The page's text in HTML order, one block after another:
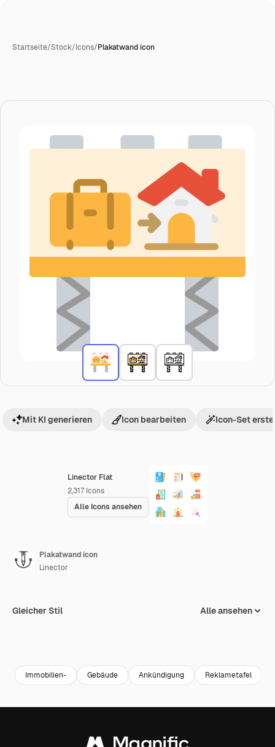
Startseite/Stock/Icons/Plakatwand icon
Linector Flat
2,317 Icons
Alle Icons ansehen
Mit KI generieren Icon bearbeiten Icon-Set
Plakatwand icon
Linector
Gleicher Stil Alle ansehen
Immobilien- Gebäude Ankündigung Reklametafel